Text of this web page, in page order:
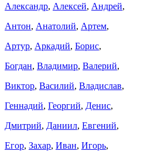
Александр, Алексей, Андрей,
Антон, Анатолий, Артем,
Артур, Аркадий, Борис,
Богдан, Владимир, Валерий,
Виктор, Василий, Владислав,
Геннадий, Георгий, Денис,
Дмитрий, Даниил, Евгений,
Егор, Захар, Иван, Игорь,